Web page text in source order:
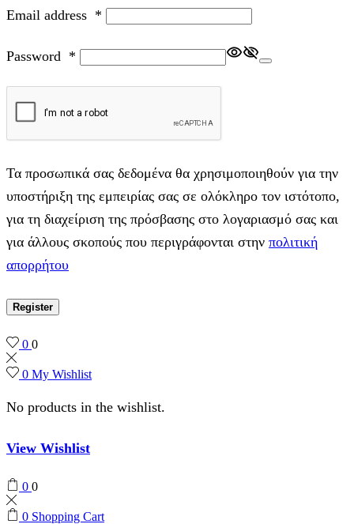
Email address *
Password *
Τα προσωπικά σας δεδομένα θα χρησιμοποιηθούν για την
υποστήριξη της εμπειρίας σας σε ολόκληρο τον ιστότοπο,
για τη διαχείριση της πρόσβασης στο λογαριασμό σας και
για άλλους σκοπούς που περιγράφονται στην πολιτική
απορρήτου
Register
0 0
0 My Wishlist
No products in the wishlist.
View Wishlist
0 0
0 Shopping Cart